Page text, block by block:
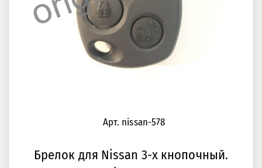
Арт. nissan-578
Брелок для Nissan 3-х кнопочный.